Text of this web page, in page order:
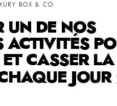
BOX & CO
UN DE NOS
ACTIVITÉS
CASSER LA
JOUR